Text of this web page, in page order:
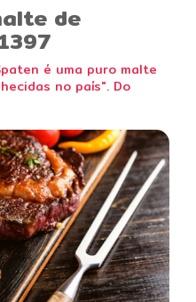
de
é uma puro malte
no país". Do